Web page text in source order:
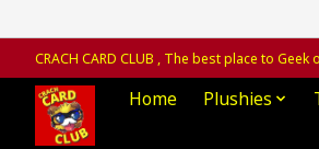
CRACH CARD CLUB , The best place to Geek
Home Plushies